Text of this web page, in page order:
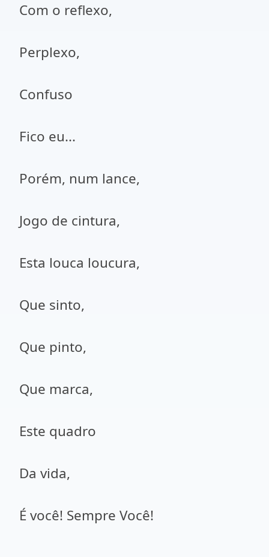
Com o reflexo,
Perplexo,
Confuso
Fico eu...
Porém, num lance,
Jogo de cintura,
Esta louca loucura,
Que sinto,
Que pinto,
Que marca,
Este quadro
Da vida,
É você! Sempre Você!